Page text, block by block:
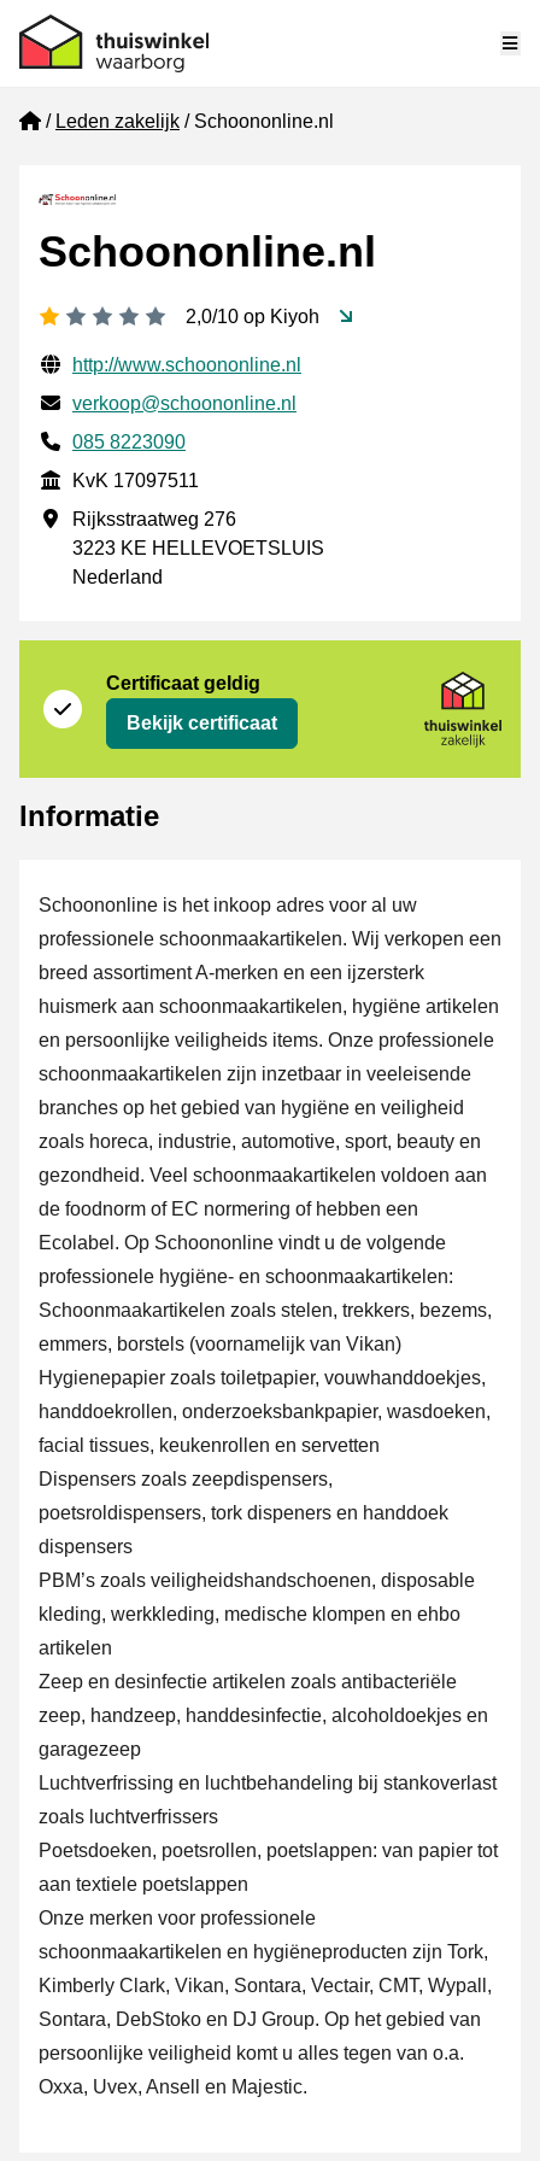
Home
Leden zakelijk Schoononline.nl
Schoononline.nl
1 ster
2,0/10 op Kiyoh
Gecontroleerde contactgegevens
Website URL
http://www.schoononline.nl
E-mail
verkoop@schoononline.nl
Telefoonnummer
085 8223090
KvK
KvK 17097511
Vestigingsadres
Rijksstraatweg 276
3223 KE HELLEVOETSLUIS
Nederland
Certificaat geldig
Bekijk certificaat
Informatie
Schoononline is het inkoop adres voor al uw
professionele schoonmaakartikelen. Wij verkopen een
breed assortiment A-merken en een ijzersterk
huismerk aan schoonmaakartikelen, hygiëne artikelen
en persoonlijke veiligheids items. Onze professionele
schoonmaakartikelen zijn inzetbaar in veeleisende
branches op het gebied van hygiëne en veiligheid
zoals horeca, industrie, automotive, sport, beauty en
gezondheid. Veel schoonmaakartikelen voldoen aan
de foodnorm of EC normering of hebben een
Ecolabel. Op Schoononline vindt u de volgende
professionele hygiëne- en schoonmaakartikelen:
Schoonmaakartikelen zoals stelen, trekkers, bezems,
emmers, borstels (voornamelijk van Vikan)
Hygienepapier zoals toiletpapier, vouwhanddoekjes,
handdoekrollen, onderzoeksbankpapier, wasdoeken,
facial tissues, keukenrollen en servetten
Dispensers zoals zeepdispensers,
poetsroldispensers, tork dispeners en handdoek
dispensers
PBM’s zoals veiligheidshandschoenen, disposable
kleding, werkkleding, medische klompen en ehbo
artikelen
Zeep en desinfectie artikelen zoals antibacteriële
zeep, handzeep, handdesinfectie, alcoholdoekjes en
garagezeep
Luchtverfrissing en luchtbehandeling bij stankoverlast
zoals luchtverfrissers
Poetsdoeken, poetsrollen, poetslappen: van papier tot
aan textiele poetslappen
Onze merken voor professionele
schoonmaakartikelen en hygiëneproducten zijn Tork,
Kimberly Clark, Vikan, Sontara, Vectair, CMT, Wypall,
Sontara, DebStoko en DJ Group. Op het gebied van
persoonlijke veiligheid komt u alles tegen van o.a.
Oxxa, Uvex, Ansell en Majestic.